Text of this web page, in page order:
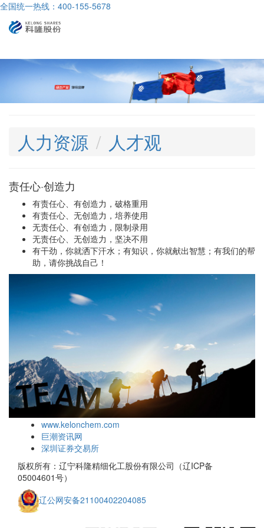
全国统一热线：400-155-5678
人力资源 人才观
责任心·创造力
有责任心、有创造力，破格重用
有责任心、无创造力，培养使用
无责任心、有创造力，限制录用
无责任心、无创造力，坚决不用
有干劲，你就洒下汗水；有知识，你就献出智慧；有我们的帮
助，请你挑战自己！
www.kelonchem.com
巨潮资讯网
深圳证券交易所
版权所有：辽宁科隆精细化工股份有限公司（辽ICP备
05004601号）
辽公网安备21100402204085